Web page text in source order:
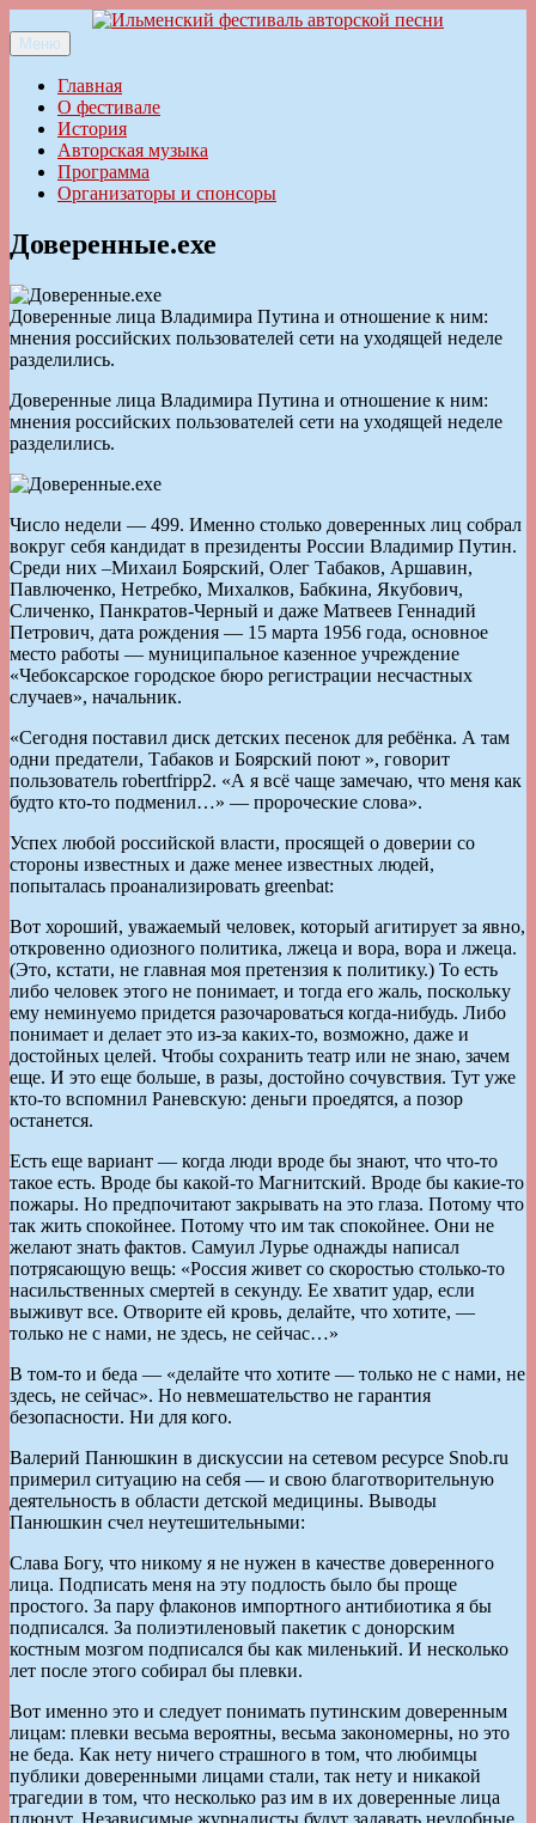
к
содержимому
Ильменский фестиваль авторской песни
Меню
Главная
О фестивале
История
Авторская музыка
Программа
Организаторы и спонсоры
Доверенные.ехе
Доверенные лица Владимира Путина и отношение к ним:
мнения российских пользователей сети на уходящей неделе
разделились.
Доверенные лица Владимира Путина и отношение к ним:
мнения российских пользователей сети на уходящей неделе
разделились.
Число недели — 499. Именно столько доверенных лиц собрал
вокруг себя кандидат в президенты России Владимир Путин.
Среди них –Михаил Боярский, Олег Табаков, Аршавин,
Павлюченко, Нетребко, Михалков, Бабкина, Якубович,
Сличенко, Панкратов-Черный и даже Матвеев Геннадий
Петрович, дата рождения — 15 марта 1956 года, основное
место работы — муниципальное казенное учреждение
«Чебоксарское городское бюро регистрации несчастных
случаев», начальник.
«Сегодня поставил диск детских песенок для ребёнка. А там
одни предатели, Табаков и Боярский поют », говорит
пользователь robertfripp2. «А я всё чаще замечаю, что меня как
будто кто-то подменил…» — пророческие слова».
Успех любой российской власти, просящей о доверии со
стороны известных и даже менее известных людей,
попыталась проанализировать greenbat:
Вот хороший, уважаемый человек, который агитирует за явно,
откровенно одиозного политика, лжеца и вора, вора и лжеца.
(Это, кстати, не главная моя претензия к политику.) То есть
либо человек этого не понимает, и тогда его жаль, поскольку
ему неминуемо придется разочароваться когда-нибудь. Либо
понимает и делает это из-за каких-то, возможно, даже и
достойных целей. Чтобы сохранить театр или не знаю, зачем
еще. И это еще больше, в разы, достойно сочувствия. Тут уже
кто-то вспомнил Раневскую: деньги проедятся, а позор
останется.
Есть еще вариант — когда люди вроде бы знают, что что-то
такое есть. Вроде бы какой-то Магнитский. Вроде бы какие-то
пожары. Но предпочитают закрывать на это глаза. Потому что
так жить спокойнее. Потому что им так спокойнее. Они не
желают знать фактов. Самуил Лурье однажды написал
потрясающую вещь: «Россия живет со скоростью столько-то
насильственных смертей в секунду. Ее хватит удар, если
выживут все. Отворите ей кровь, делайте, что хотите, —
только не с нами, не здесь, не сейчас…»
В том-то и беда — «делайте что хотите — только не с нами, не
здесь, не сейчас». Но невмешательство не гарантия
безопасности. Ни для кого.
Валерий Панюшкин в дискуссии на сетевом ресурсе Snob.ru
примерил ситуацию на себя — и свою благотворительную
деятельность в области детской медицины. Выводы
Панюшкин счел неутешительными:
Слава Богу, что никому я не нужен в качестве доверенного
лица. Подписать меня на эту подлость было бы проще
простого. За пару флаконов импортного антибиотика я бы
подписался. За полиэтиленовый пакетик с донорским
костным мозгом подписался бы как миленький. И несколько
лет после этого собирал бы плевки.
Вот именно это и следует понимать путинским доверенным
лицам: плевки весьма вероятны, весьма закономерны, но это
не беда. Как нету ничего страшного в том, что любимцы
публики доверенными лицами стали, так нету и никакой
трагедии в том, что несколько раз им в их доверенные лица
плюнут. Независимые журналисты будут задавать неудобные